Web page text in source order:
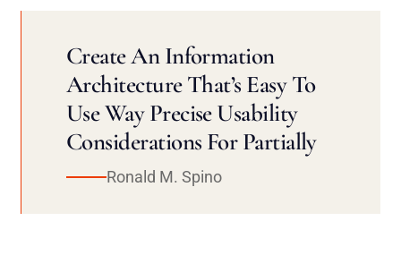
Create An Information
Architecture That’s Easy To
Use Way Precise Usability
Considerations For Partially
Ronald M. Spino